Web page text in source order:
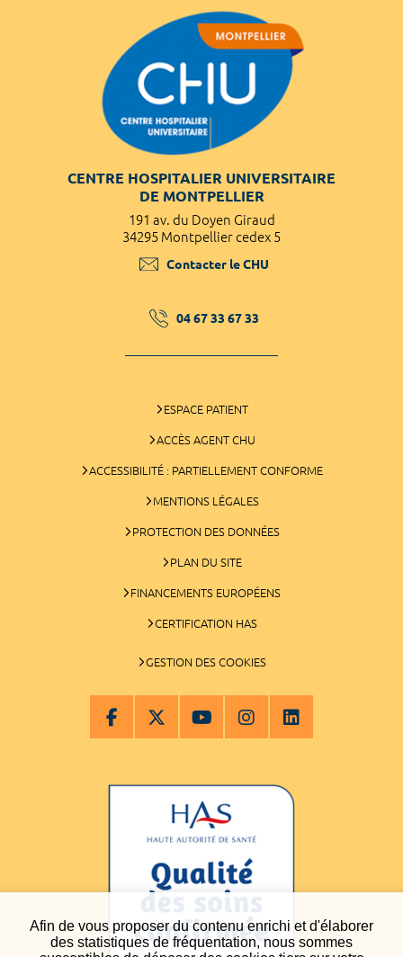
Afin de vous proposer du contenu enrichi et d'élaborer
des statistiques de fréquentation, nous sommes
CENTRE HOSPITALIER UNIVERSITAIRE
DE MONTPELLIER
191 av. du Doyen Giraud
34295 Montpellier cedex 5
Contacter le CHU
04 67 33 67 33
ESPACE PATIENT
ACCÈS AGENT CHU
ACCESSIBILITÉ : PARTIELLEMENT CONFORME
MENTIONS LÉGALES
PROTECTION DES DONNÉES
PLAN DU SITE
FINANCEMENTS EUROPÉENS
CERTIFICATION HAS
GESTION DES COOKIES